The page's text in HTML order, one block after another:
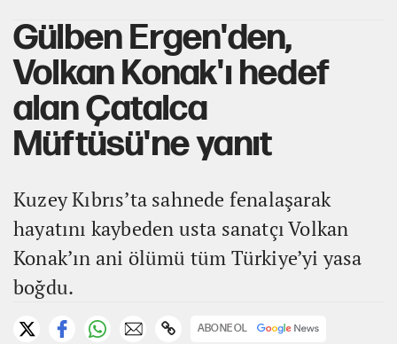
Gülben Ergen'den,
Volkan Konak'ı hedef
alan Çatalca
Müftüsü'ne yanıt
Kuzey Kıbrıs’ta sahnede fenalaşarak
hayatını kaybeden usta sanatçı Volkan
Konak’ın ani ölümü tüm Türkiye’yi yasa
boğdu.
ABONE OL